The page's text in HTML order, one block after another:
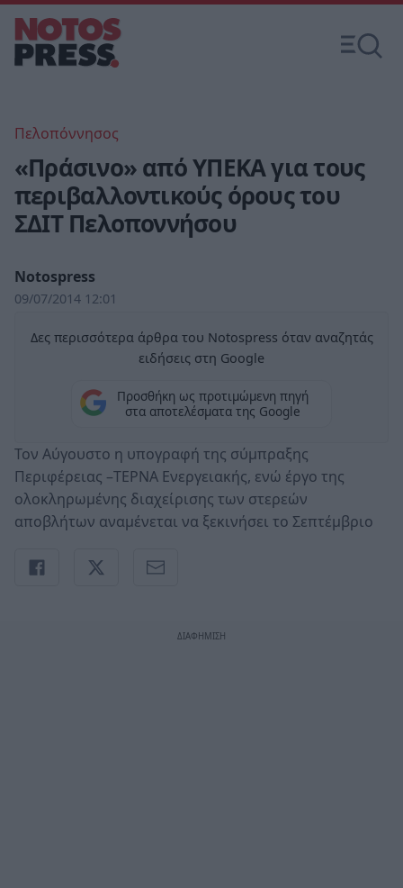
Πελοπόννησος
«Πράσινο» από ΥΠΕΚΑ για τους
περιβαλλοντικούς όρους του
ΣΔΙΤ Πελοποννήσου
Notospress
09/07/2014 12:01
Δες περισσότερα άρθρα του Notospress όταν αναζητάς
ειδήσεις στη Google
Προσθήκη ως προτιμώμενη πηγή
στα αποτελέσματα της Google
Τον Αύγουστο η υπογραφή της σύμπραξης
Περιφέρειας –TEPNA Ενεργειακής, ενώ έργο της
ολοκληρωμένης διαχείρισης των στερεών
αποβλήτων αναμένεται να ξεκινήσει το Σεπτέμβριο